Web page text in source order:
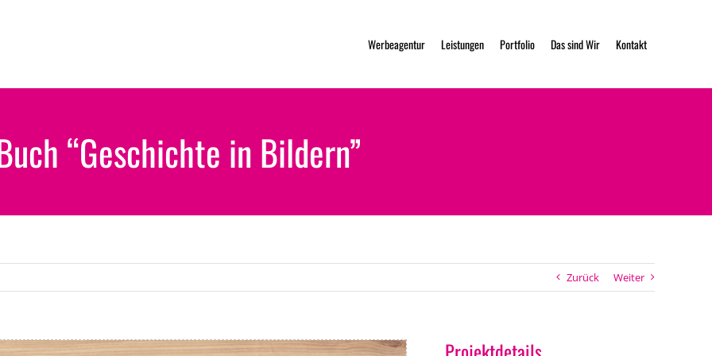
Werbeagentur Leistungen Portfolio Das sind Wir Kontakt
“Geschichte in Bildern”
Zurück Weiter